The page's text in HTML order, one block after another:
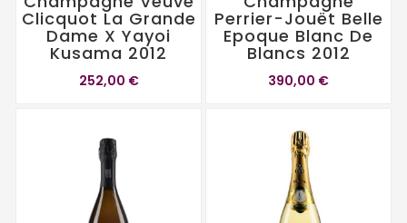
Clicquot La Grande
Dame X Yayoi
Kusama 2012
252,00 €
Perrier-Jouët Belle
Epoque Blanc De
Blancs 2012
390,00 €